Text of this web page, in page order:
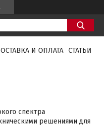
И ОПЛАТА СТАТЬИ
спектра
решениями для